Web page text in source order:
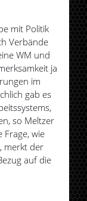
mit Politik
Verbände
WM und
ja
im
gab es
so Meltzer
Frage, wie
merkt der
auf die